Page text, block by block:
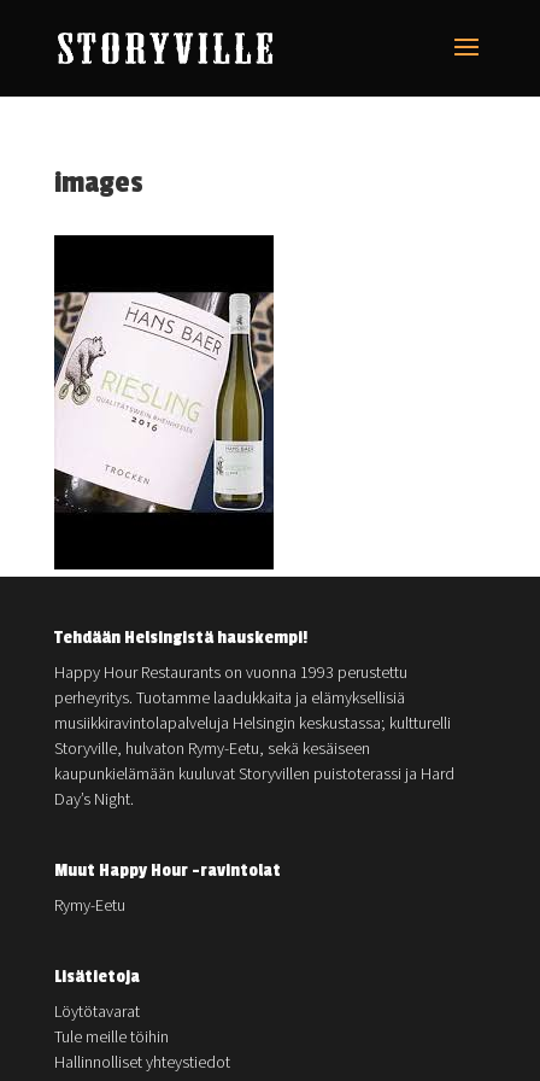
images
Tehdään Helsingistä hauskempi!
Happy Hour Restaurants on vuonna 1993 perustettu
perheyritys. Tuotamme laadukkaita ja elämyksellisiä
musiikkiravintolapalveluja Helsingin keskustassa; kultturelli
Storyville, hulvaton Rymy-Eetu, sekä kesäiseen
kaupunkielämään kuuluvat Storyvillen puistoterassi ja Hard
Day’s Night.
Muut Happy Hour -ravintolat
Rymy-Eetu
Lisätietoja
Löytötavarat
Tule meille töihin
Hallinnolliset yhteystiedot